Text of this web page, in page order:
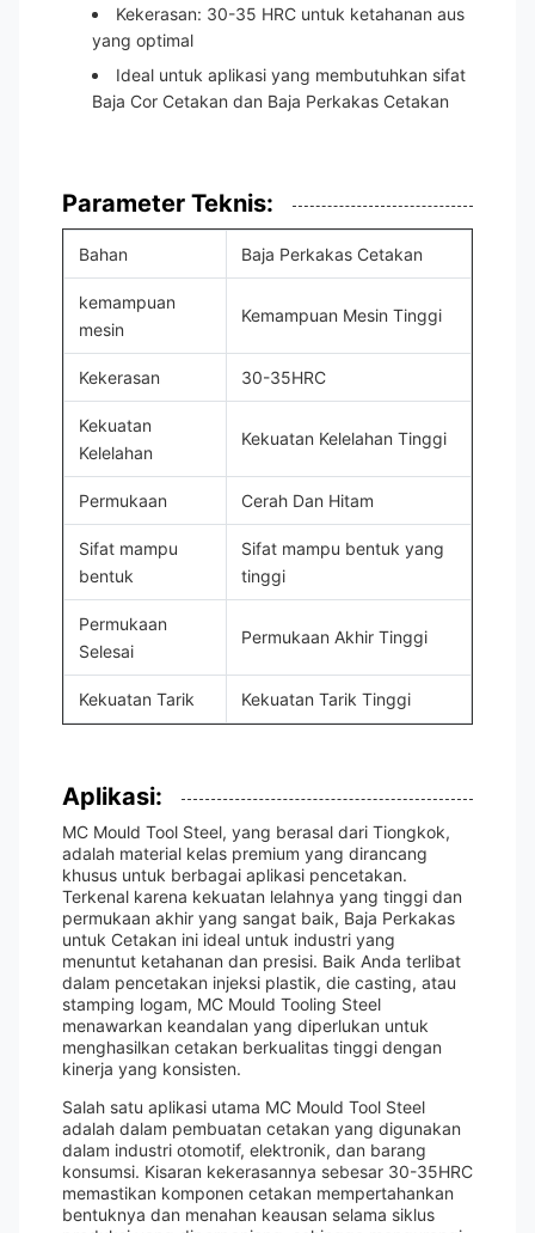
Kekerasan: 30-35 HRC untuk ketahanan aus
yang optimal
Ideal untuk aplikasi yang membutuhkan sifat
Baja Cor Cetakan dan Baja Perkakas Cetakan
Parameter Teknis:
Bahan Baja Perkakas Cetakan
kemampuan
mesin
Kemampuan Mesin Tinggi
Kekerasan 30-35HRC
Kekuatan
Kelelahan
Kekuatan Kelelahan Tinggi
Permukaan Cerah Dan Hitam
Sifat mampu
bentuk
Sifat mampu bentuk yang
tinggi
Permukaan
Selesai
Permukaan Akhir Tinggi
Kekuatan Tarik Kekuatan Tarik Tinggi
Aplikasi:
MC Mould Tool Steel, yang berasal dari Tiongkok,
adalah material kelas premium yang dirancang
khusus untuk berbagai aplikasi pencetakan.
Terkenal karena kekuatan lelahnya yang tinggi dan
permukaan akhir yang sangat baik, Baja Perkakas
untuk Cetakan ini ideal untuk industri yang
menuntut ketahanan dan presisi. Baik Anda terlibat
dalam pencetakan injeksi plastik, die casting, atau
stamping logam, MC Mould Tooling Steel
menawarkan keandalan yang diperlukan untuk
menghasilkan cetakan berkualitas tinggi dengan
kinerja yang konsisten.
Salah satu aplikasi utama MC Mould Tool Steel
adalah dalam pembuatan cetakan yang digunakan
dalam industri otomotif, elektronik, dan barang
konsumsi. Kisaran kekerasannya sebesar 30-35HRC
memastikan komponen cetakan mempertahankan
bentuknya dan menahan keausan selama siklus